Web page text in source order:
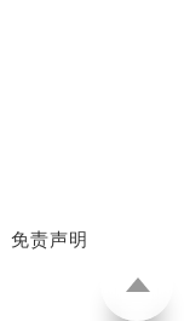
免责声明